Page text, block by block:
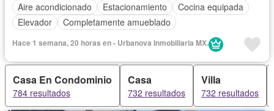
Aire acondicionado
Estacionamiento
Cocina equipada
Elevador
Completamente amueblado
Hace 1 semana, 20 horas en - Urbanova Inmobiliaria MX.
Casa En Condominio
784 resultados
Casa
732 resultados
Villa
732 resultados